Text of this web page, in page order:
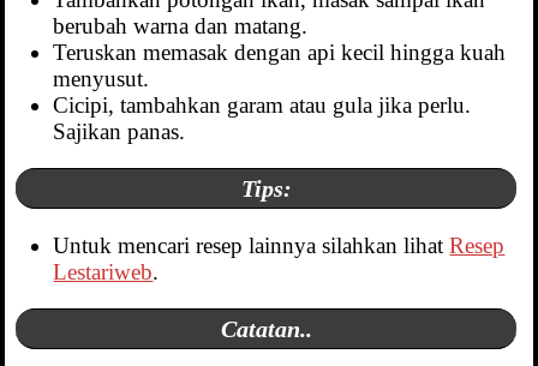
berubah warna dan matang.
Teruskan memasak dengan api kecil hingga kuah
menyusut.
Cicipi, tambahkan garam atau gula jika perlu.
Sajikan panas.
Tips:
Untuk mencari resep lainnya silahkan lihatResep
Lestariweb.
Catatan..